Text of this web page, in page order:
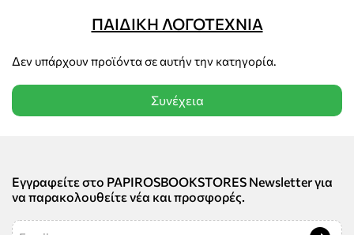
ΠΑΙΔΙΚΗ ΛΟΓΟΤΕΧΝΙΑ
Δεν υπάρχουν προϊόντα σε αυτήν την κατηγορία.
Συνέχεια
Εγγραφείτε στο PAPIROSBOOKSTORES Newsletter για
να παρακολουθείτε νέα και προσφορές.
Email